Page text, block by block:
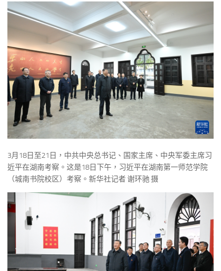
3月18日至21日，中共中央总书记、国家主席、中央军委主席习
近平在湖南考察。这是18日下午，习近平在湖南第一师范学院
（城南书院校区）考察。新华社记者 谢环驰 摄